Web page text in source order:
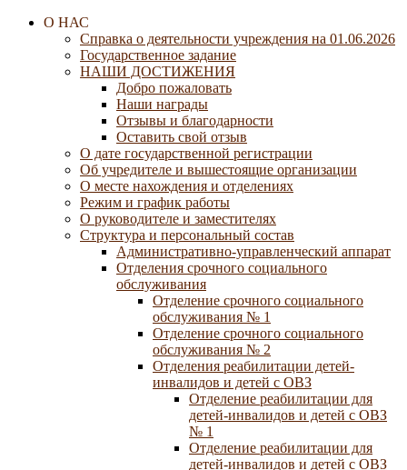
О НАС
Справка о деятельности учреждения на 01.06.2026
Государственное задание
НАШИ ДОСТИЖЕНИЯ
Добро пожаловать
Наши награды
Отзывы и благодарности
Оставить свой отзыв
О дате государственной регистрации
Об учредителе и вышестоящие организации
О месте нахождения и отделениях
Режим и график работы
О руководителе и заместителях
Структура и персональный состав
Административно-управленческий аппарат
Отделения срочного социального
обслуживания
Отделение срочного социального
обслуживания № 1
Отделение срочного социального
обслуживания № 2
Отделения реабилитации детей-
инвалидов и детей с ОВЗ
Отделение реабилитации для
детей-инвалидов и детей с ОВЗ
№ 1
Отделение реабилитации для
детей-инвалидов и детей с ОВЗ